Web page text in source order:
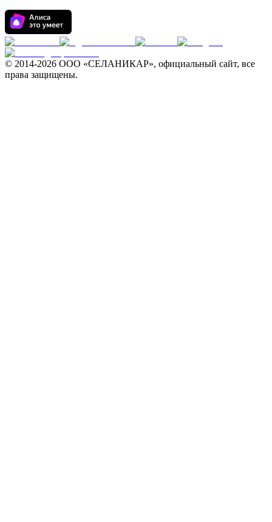
© 2014-2026 ООО «СЕЛАНИКАР», официальный сайт, все
права защищены.